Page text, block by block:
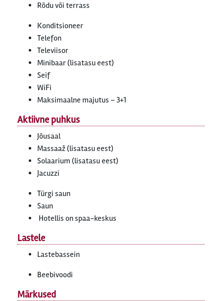
Rõdu või terrass
Konditsioneer
Telefon
Televiisor
Minibaar (lisatasu eest)
Seif
WiFi
Maksimaalne majutus – 3+1
Aktiivne puhkus
Jõusaal
Massaaž (lisatasu eest)
Solaarium (lisatasu eest)
Jacuzzi
Türgi saun
Saun
Hotellis on spaa-keskus
Lastele
Lastebassein
Beebivoodi
Märkused